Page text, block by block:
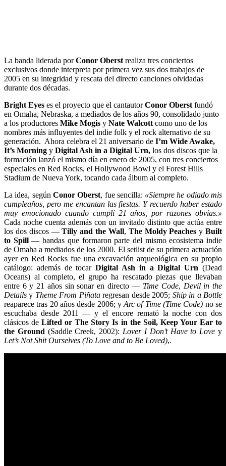
La banda liderada porConor Oberst realiza tres conciertos
exclusivos donde interpreta por primera vez sus dos trabajos de
2005 en su integridad y rescata del directo canciones olvidadas
durante dos décadas.
Bright Eyes es el proyecto que el cantautorConor Oberst fundó
en Omaha, Nebraska, a mediados de los años 90, consolidado junto
a los productores Mike Mogis y Nate Walcott como uno de los
nombres más influyentes del indie folk y el rock alternativo de su
generación. Ahora celebra el 21 aniversario de I’m Wide Awake,
It’s Morning y Digital Ash in a Digital Urn, los dos discos que la
formación lanzó el mismo día en enero de 2005, con tres conciertos
especiales en Red Rocks, el Hollywood Bowl y el Forest Hills
Stadium de Nueva York, tocando cada álbum al completo.
La idea, según Conor Oberst, fue sencilla: «Siempre he odiado mis
cumpleaños, pero me encantan las fiestas. Y recuerdo haber estado
muy emocionado cuando cumplí 21 años, por razones obvias.»
Cada noche cuenta además con un invitado distinto que actúa entre
los dos discos —Tilly and the Wall, The Moldy Peaches yBuilt
to Spill— bandas que formaron parte del mismo ecosistema indie
de Omaha a mediados de los 2000. El setlist de su primera actuación
ayer en Red Rocks fue una excavación arqueológica en su propio
catálogo: además de tocarDigital Ash in a Digital Urn (Dead
Oceans) al completo, el grupo ha rescatado piezas que llevaban
entre 6 y 21 años sin sonar en directo — Time Code, Devil in the
Details y Theme From Piñataregresan desde 2005; Ship in a Bottle
reaparece tras 20 años desde 2006; yArc of Time (Time Code) no se
escuchaba desde 2011 — y el encore remató la noche con dos
clásicos deLifted or The Story Is in the Soil, Keep Your Ear to
the Ground (Saddle Creek, 2002): Lover I Don’t Have to Love y
Let’s Not Shit Ourselves (To Love and to Be Loved),.